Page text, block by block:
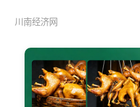
川南经济网